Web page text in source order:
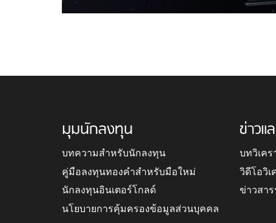
มุมนักลงทุน
บทความสำหรับนักลงทุน
คู่มือลงทุนทองคำสำหรับมือใหม่
นักลงทุนอินเตอร์โกลด์
นโยบายการคุ้มครองข้อมูลส่วนบุคคล
ข่าวแ
บทวิเค
วิดีโอวิเ
ข่าวสา